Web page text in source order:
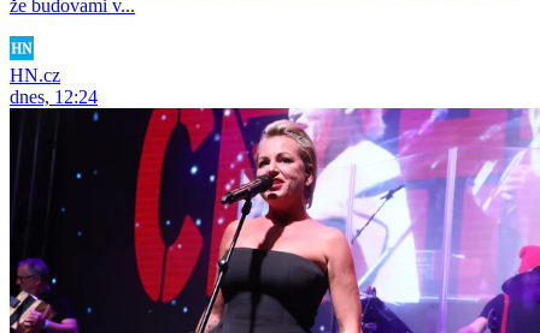
že budovami v...
HN.cz
dnes, 12:24